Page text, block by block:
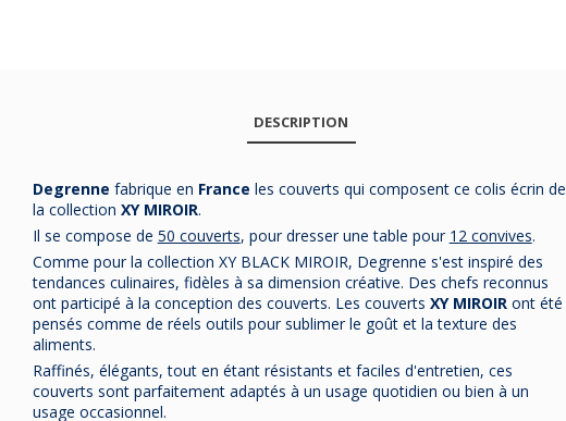
-31%
24 couverts
Aquatic
Supernature
GUY DEGRENNE
Coffret24 pièces de la
-29%
Blois Miroir
GUY DEGRENNE
-29%
Fuse Martelé
Inox GUY
DESCRIPTION
Degrenne fabrique en France les couverts qui composent ce colis écrin de
la collection XY MIROIR.
Il se compose de 50 couverts, pour dresser une table pour 12 convives.
Comme pour la collection XY BLACK MIROIR, Degrenne s'est inspiré des
tendances culinaires, fidèles à sa dimension créative. Des chefs reconnus
ont participé à la conception des couverts. Les couverts XY MIROIRont été
pensés comme de réels outils pour sublimer le goût et la texture des
aliments.
Raffinés, élégants, tout en étant résistants et faciles d'entretien, ces
couverts sont parfaitement adaptés à un usage quotidien ou bien à un
usage occasionnel.